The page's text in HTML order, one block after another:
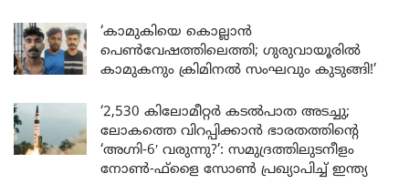
‘കാമുകിയെ കൊല്ലാൻ
പെൺവേഷത്തിലെത്തി; ഗുരുവായൂരിൽ
കാമുകനും ക്രിമിനൽ സംഘവും കുടുങ്ങി!’
‘2,530 കിലോമീറ്റർ കടൽപാത അടച്ചു;
ലോകത്തെ വിറപ്പിക്കാൻ ഭാരതത്തിന്റെ
‘അഗ്നി-6′ വരുന്നു?’: സമുദ്രത്തിലുടനീളം
നോൺ-ഫ്ളൈ സോൺ പ്രഖ്യാപിച്ച് ഇന്ത്യ